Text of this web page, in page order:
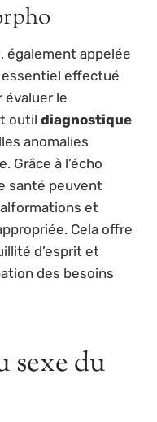
également appelée
effectué
évaluer le
outil diagnostique
anomalies
Grâce à l’écho
santé peuvent
et
Cela offre
d’esprit et
des besoins
sexe du